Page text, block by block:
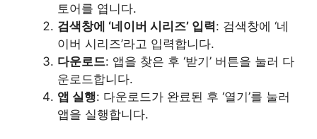
토어를 엽니다.
검색창에 ‘네이버 시리즈’ 입력: 검색창에 ‘네
이버 시리즈’라고 입력합니다.
다운로드: 앱을 찾은 후 ‘받기’ 버튼을 눌러 다
운로드합니다.
앱 실행: 다운로드가 완료된 후 ‘열기’를 눌러
앱을 실행합니다.